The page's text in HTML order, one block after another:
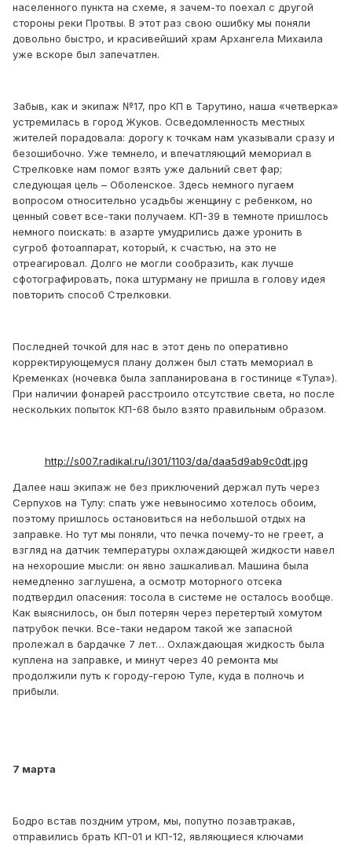
населенного пункта на схеме, я зачем-то поехал с другой
стороны реки Протвы. В этот раз свою ошибку мы поняли
довольно быстро, и красивейший храм Архангела Михаила
уже вскоре был запечатлен.
Забыв, как и экипаж №17, про КП в Тарутино, наша «четверка»
устремилась в город Жуков. Осведомленность местных
жителей порадовала: дорогу к точкам нам указывали сразу и
безошибочно. Уже темнело, и впечатляющий мемориал в
Стрелковке нам помог взять уже дальний свет фар;
следующая цель – Оболенское. Здесь немного пугаем
вопросом относительно усадьбы женщину с ребенком, но
ценный совет все-таки получаем. КП-39 в темноте пришлось
немного поискать: в азарте умудрились даже уронить в
сугроб фотоаппарат, который, к счастью, на это не
отреагировал. Долго не могли сообразить, как лучше
сфотографировать, пока штурману не пришла в голову идея
повторить способ Стрелковки.
Последней точкой для нас в этот день по оперативно
корректирующемуся плану должен был стать мемориал в
Кременках (ночевка была запланирована в гостинице «Тула»).
При наличии фонарей расстроило отсутствие света, но после
нескольких попыток КП-68 было взято правильным образом.
http://s007.radikal.ru/i301/1103/da/daa5d9ab9c0dt.jpg
Далее наш экипаж не без приключений держал путь через
Серпухов на Тулу: спать уже невыносимо хотелось обоим,
поэтому пришлось остановиться на небольшой отдых на
заправке. Но тут мы поняли, что печка почему-то не греет, а
взгляд на датчик температуры охлаждающей жидкости навел
на нехорошие мысли: он явно зашкаливал. Машина была
немедленно заглушена, а осмотр моторного отсека
подтвердил опасения: тосола в системе не осталось вообще.
Как выяснилось, он был потерян через перетертый хомутом
патрубок печки. Все-таки недаром такой же запасной
пролежал в бардачке 7 лет… Охлаждающая жидкость была
куплена на заправке, и минут через 40 ремонта мы
продолжили путь к городу-герою Туле, куда в полночь и
прибыли.
7 марта
Бодро встав поздним утром, мы, попутно позавтракав,
отправились брать КП-01 и КП-12, являющиеся ключами